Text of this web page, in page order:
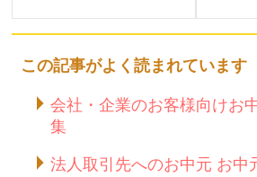
この記事がよく読まれています
会社・企業のお客様向けお
集
法人取引先へのお中元 お